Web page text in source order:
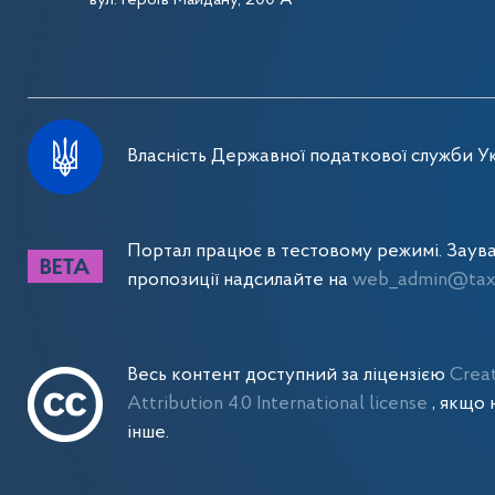
Власність Державної податкової служби
Портал працює в тестовому режимі.
пропозиції надсилайте на
Весь контент доступний за ліцензією
Attribution 4.0 International license , якщо
інше.